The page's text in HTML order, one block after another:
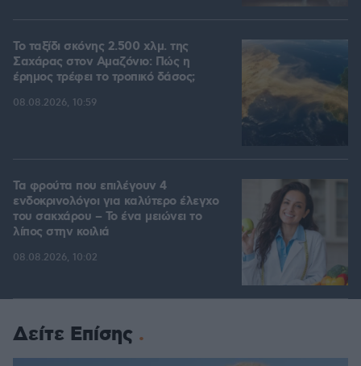
Το ταξίδι σκόνης 2.500 χλμ. της
Σαχάρας στον Αμαζόνιο: Πώς η
έρημος τρέφει το τροπικό δάσος;
08.08.2026, 10:59
Τα φρούτα που επιλέγουν 4
ενδοκρινολόγοι για καλύτερο έλεγχο
του σακχάρου – Το ένα μειώνει το
λίπος στην κοιλιά
08.08.2026, 10:02
Δείτε Επίσης